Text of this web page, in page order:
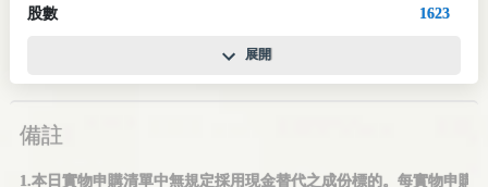
股數 1623
展開
備註
1.本日實物申購清單中無規定採用現金替代之成份標的。每實物申購